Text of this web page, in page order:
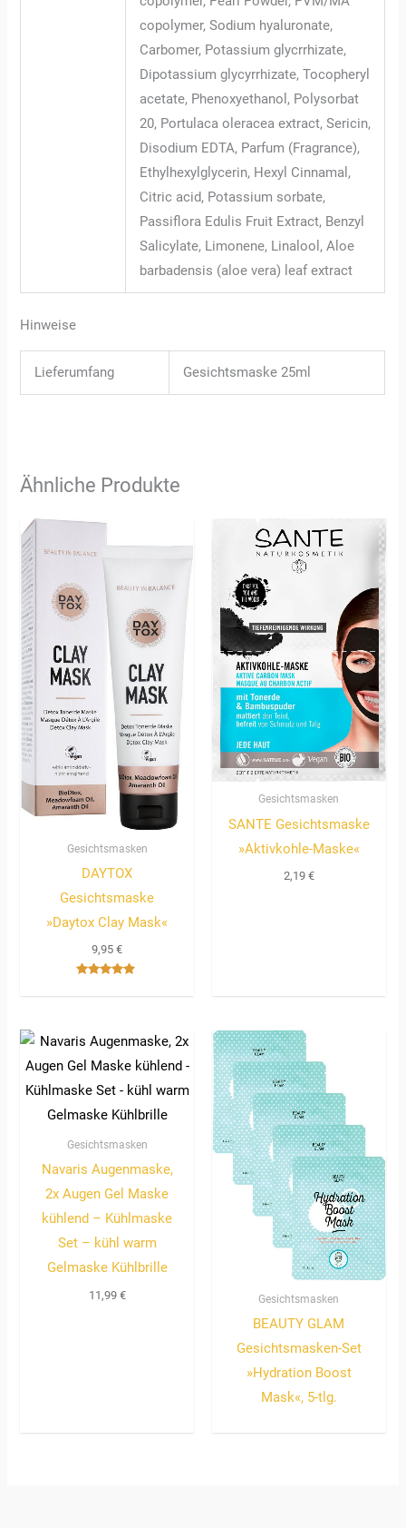
copolymer, Sodium hyaluronate,
Carbomer, Potassium glycrrhizate,
Dipotassium glycyrrhizate, Tocopheryl
acetate, Phenoxyethanol, Polysorbat
20, Portulaca oleracea extract, Sericin,
Disodium EDTA, Parfum (Fragrance),
Ethylhexylglycerin, Hexyl Cinnamal,
Citric acid, Potassium sorbate,
Passiflora Edulis Fruit Extract, Benzyl
Salicylate, Limonene, Linalool, Aloe
barbadensis (aloe vera) leaf extract
Hinweise
Lieferumfang Gesichtsmaske 25ml
Ähnliche Produkte
Gesichtsmasken
DAYTOX
Gesichtsmaske
»Daytox Clay Mask«
9,95€
Gesichtsmasken
SANTE Gesichtsmaske
»Aktivkohle-Maske«
2,19 €
Gesichtsmasken
Navaris Augenmaske,
2x Augen Gel Maske
kühlend – Kühlmaske
Set – kühl warm
Gelmaske Kühlbrille
11,99 € Gesichtsmasken
BEAUTY GLAM
Gesichtsmasken-Set
»Hydration Boost
Mask«, 5-tlg.